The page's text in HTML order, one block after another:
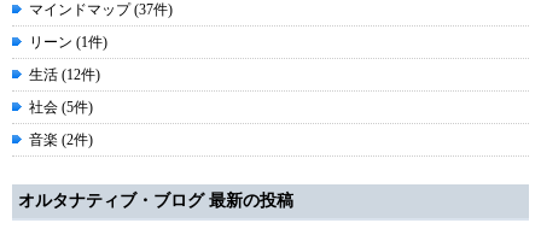
マインドマップ (37件)
リーン (1件)
生活 (12件)
社会 (5件)
音楽 (2件)
オルタナティブ・ブログ 最新の投稿